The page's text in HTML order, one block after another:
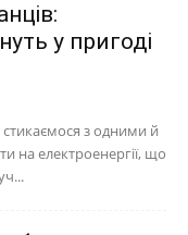
у пригоді
з одними й
на електроенергії, що